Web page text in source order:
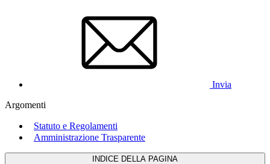
Invia
Argomenti
Statuto e Regolamenti
Amministrazione Trasparente
INDICE DELLA PAGINA